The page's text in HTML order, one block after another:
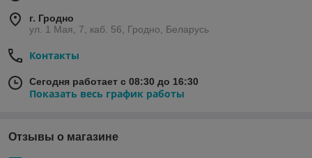
г. Гродно
ул. 1 Мая, 7, каб. 56, Гродно, Беларусь
Контакты
Сегодня работает с 08:30 до 16:30
Показать весь график работы
Отзывы о магазине